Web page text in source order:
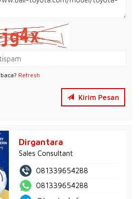
Refresh
Kirim Pesan
Dirgantara
Sales Consultant
081339654288
081339654288